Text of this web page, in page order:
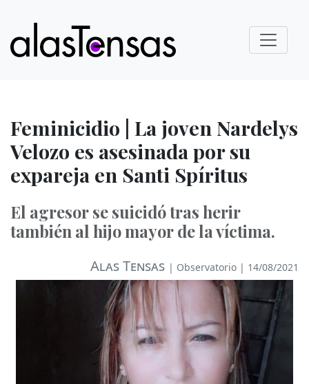
Feminicidio | La joven Nardelys
Velozo es asesinada por su
expareja en Santi Spíritus
El agresor se suicidó tras herir
también al hijo mayor de la víctima.
Alas Tensas | Observatorio | 14/08/2021